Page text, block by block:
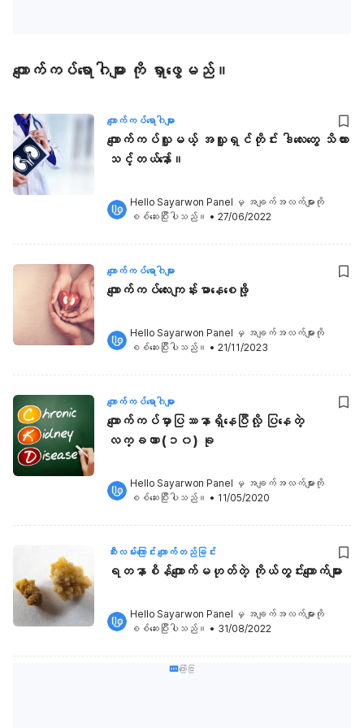
ကျောက်ကပ်ရောဂါများ ကို ရှာဖွေမည်။
ကျောက်ကပ်ရောဂါများ
ကျောက်ကပ်လှူမယ့် အလှူရှင်တိုင်း ဒါလေးတွေ သိထား
သင့်တယ်နော်။
Hello Sayarwon Panel မှ အချက်အလက်များကို
စစ်ဆေးပြီးပါသည်။ • 27/06/2022
ကျောက်ကပ်ရောဂါများ
ကျောက်ကပ်လေးကျန်းမာနေစေဖို့
Hello Sayarwon Panel မှ အချက်အလက်များကို
စစ်ဆေးပြီးပါသည်။ • 21/11/2023
ကျောက်ကပ်ရောဂါများ
ကျောက်ကပ်မှာပြဿနာရှိနေပြီလို့ ပြနေတဲ့
လက္ခဏာ (၁၀) ခု
Hello Sayarwon Panel မှ အချက်အလက်များကို
စစ်ဆေးပြီးပါသည်။ • 11/05/2020
ဆီးလမ်းကြောင်း ကျောက်တည်ခြင်း
ရတနာစိန်ကျောက်မဟုတ်တဲ့ ကိုယ်တွင်းကျောက်များ
Hello Sayarwon Panel မှ အချက်အလက်များကို
စစ်ဆေးပြီးပါသည်။ • 31/08/2022
ကြော်ငြာ